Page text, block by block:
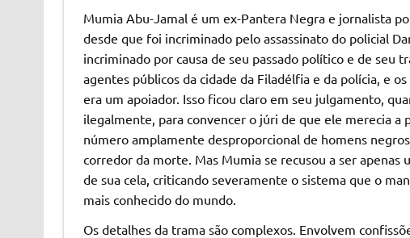
Mumia Abu-Jamal é um ex-Pantera Negra e jornalista
desde que foi incriminado pelo assassinato do policial
incriminado por causa de seu passado político e de seu
agentes públicos da cidade da Filadélfia e da polícia, e
era um apoiador. Isso ficou claro em seu julgamento,
ilegalmente, para convencer o júri de que ele merecia
número amplamente desproporcional de homens
corredor da morte. Mas Mumia se recusou a ser
de sua cela, criticando severamente o sistema que o
mais conhecido do mundo.
Os detalhes da trama são complexos. Envolvem